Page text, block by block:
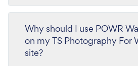
Why should I use POWR
on my TS Photography For
site?